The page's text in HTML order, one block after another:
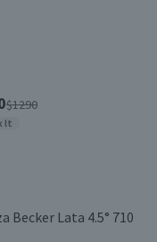
$1290
lt
Becker Lata 4.5° 710